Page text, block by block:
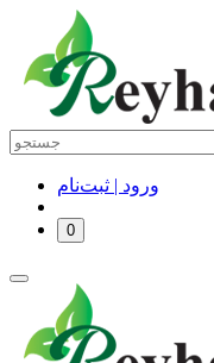
ورود | ثبت‌نام
0